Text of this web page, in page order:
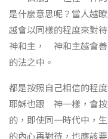
是什麼意思呢？當人越
越會以同樣的程度來對
神和主， 神和主越會善
的法之中。
都是按照自己相信的程
耶穌也跟 神一樣，會按
的，即使同一時代中，
的內心再對待，也應該